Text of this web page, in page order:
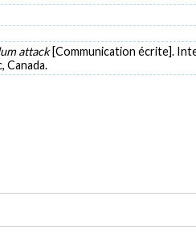
attack [Communication écrite].
Canada.